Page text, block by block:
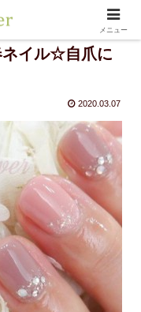
ネイル☆自爪に
2020.03.07
メニュー